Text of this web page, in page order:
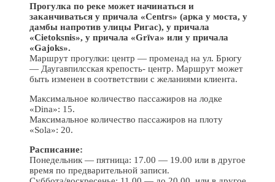
Прогулка по реке может начинаться и
заканчиваться у причала «Centrs» (арка у моста, у
дамбы напротив улицы Ригас), у причала
«Cietoksnis», у причала «Grīva» или у причала
«Gajoks».
Маршрут прогулки: центр — променад на ул. Брюгу
— Даугавпилсская крепость- центр. Маршрут может
быть изменен в соответствии с желаниями клиента.
Максимальное количество пассажиров на лодке
«Dina»: 15.
Максимальное количество пассажиров на плоту
«Sola»: 20.
Расписание:
Понедельник — пятница: 17.00 — 19.00 или в другое
время по предварительной записи.